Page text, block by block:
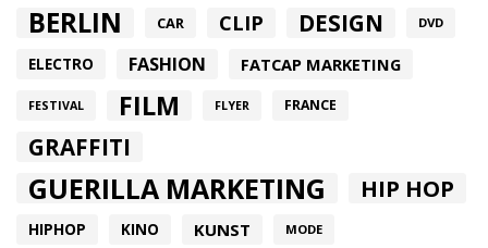
BERLIN CAR CLIP DESIGN DVD
ELECTRO FASHION FATCAP MARKETING
FESTIVAL FILM FLYER FRANCE
GRAFFITI
GUERILLA MARKETING HIP HOP
HIPHOP KINO KUNST MODE